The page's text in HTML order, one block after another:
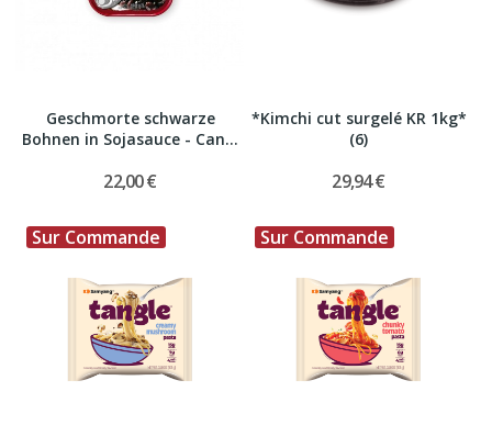
Geschmorte schwarze
Bohnen in Sojasauce - Can...
22,00 €
*Kimchi cut surgelé KR 1kg*
(6)
29,94 €
Sur Commande Sur Commande